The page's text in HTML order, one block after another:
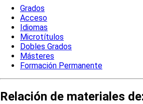
Grados
Acceso
Idiomas
Microtítulos
Dobles Grados
Másteres
Formación Permanente
Relación de materiales